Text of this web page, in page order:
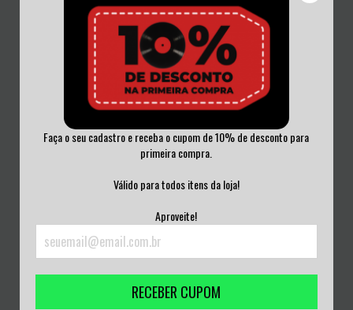
Faça o seu cadastro e receba o cupom de 10% de desconto para
primeira compra.
Válido para todos itens da loja!
Aproveite!
RECEBER CUPOM
R$250,00